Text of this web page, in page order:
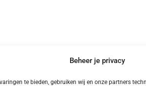
Beheer je privacy
te bieden, gebruiken wij en onze partners